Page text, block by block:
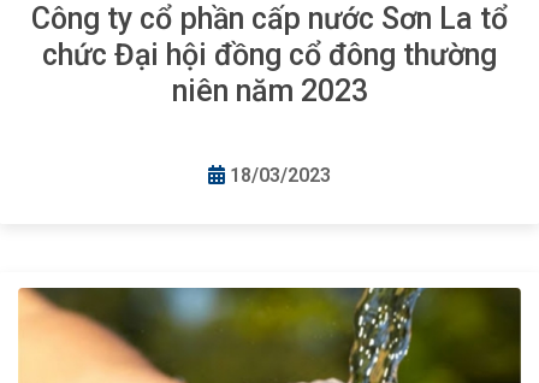
Công ty cổ phần cấp nước Sơn La tổ
chức Đại hội đồng cổ đông thường
niên năm 2023
18/03/2023